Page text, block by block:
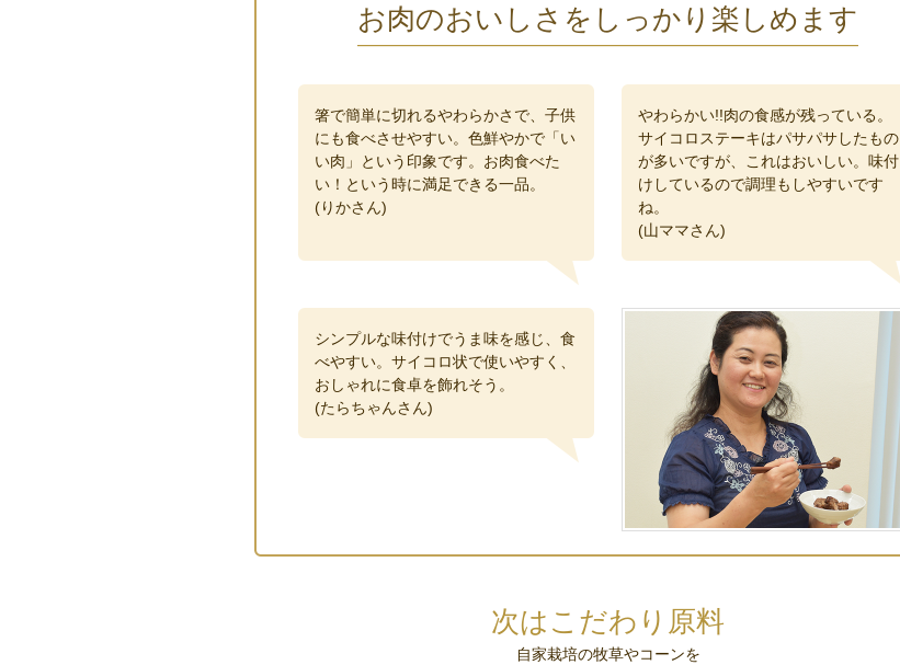
お肉のおいしさをしっかり楽しめます
箸で簡単に切れるやわらかさで、子供
にも食べさせやすい。色鮮やかで「い
い肉」という印象です。お肉食べた
い！という時に満足できる一品。
(りかさん)
やわらかい!!肉の食感が残っている。
サイコロステーキはパサパサしたもの
が多いですが、これはおいしい。味付
けしているので調理もしやすいです
ね。
(山ママさん)
シンプルな味付けでうま味を感じ、食
べやすい。サイコロ状で使いやすく、
おしゃれに食卓を飾れそう。
(たらちゃんさん)
次はこだわり原料
自家栽培の牧草やコーンを